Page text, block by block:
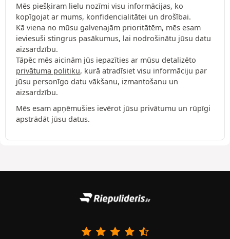
Mēs piešķiram lielu nozīmi visu informācijas, ko
kopīgojat ar mums, konfidencialitātei un drošībai.
Kā viena no mūsu galvenajām prioritātēm, mēs esam
ieviesuši stingrus pasākumus, lai nodrošinātu jūsu datu
aizsardzību.
Tāpēc mēs aicinām jūs iepazīties ar mūsu detalizēto
privātuma politiku, kurā atradīsiet visu informāciju par
jūsu personīgo datu vākšanu, izmantošanu un
aizsardzību.
Mēs esam apņēmušies ievērot jūsu privātumu un rūpīgi
apstrādāt jūsu datus.